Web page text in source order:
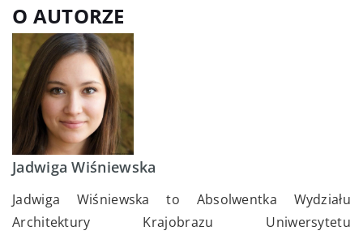
O AUTORZE
Jadwiga Wiśniewska
Jadwiga Wiśniewska to Absolwentka Wydziału
Architektury Krajobrazu Uniwersytetu